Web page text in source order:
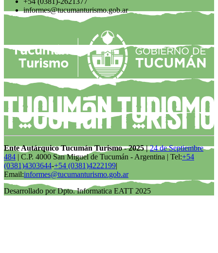
informes@tucumanturismo.gob.ar
Ente Autárquico Tucumán Turismo - 2025 |24 de Septiembre
484 | C.P. 4000 San Miguel de Tucumán - Argentina | Tel:+54
(0381)4303644-+54 (0381)4222199|
Email:informes@tucumanturismo.gob.ar
Desarrollado por Dpto. Informatica EATT 2025